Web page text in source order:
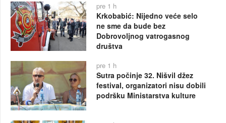
pre 1 h
Krkobabić: Nijedno veće selo
ne sme da bude bez
Dobrovoljnog vatrogasnog
društva
pre 1 h
Sutra počinje 32. Nišvil džez
festival, organizatori nisu dobili
podršku Ministarstva kulture